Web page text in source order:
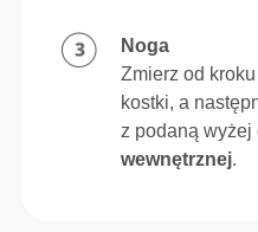
Noga
Zmierz od
kostki, a
z podaną wyżej
wewnętrznej.